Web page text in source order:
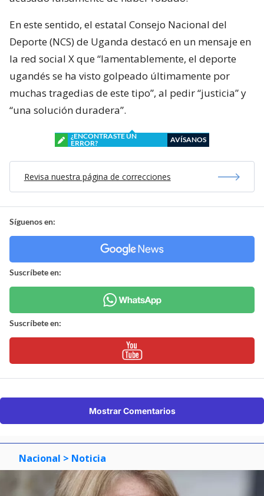
En este sentido, el estatal Consejo Nacional del
Deporte (NCS) de Uganda destacó en un mensaje en
la red social X que “lamentablemente, el deporte
ugandés se ha visto golpeado últimamente por
muchas tragedias de este tipo”, al pedir “justicia” y
“una solución duradera”.
¿ENCONTRASTE UN
ERROR?
AVÍSANOS
Revisa nuestra página de correcciones
Síguenos en:
Suscríbete en:
Suscríbete en:
Mostrar Comentarios
Nacional > Noticia